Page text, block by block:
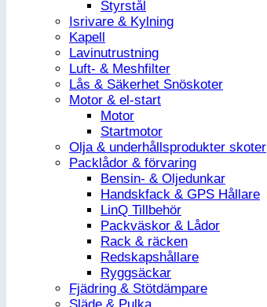
Styrstål
Isrivare & Kylning
Kapell
Lavinutrustning
Luft- & Meshfilter
Lås & Säkerhet Snöskoter
Motor & el-start
Motor
Startmotor
Olja & underhållsprodukter skoter
Packlådor & förvaring
Bensin- & Oljedunkar
Handskfack & GPS Hållare
LinQ Tillbehör
Packväskor & Lådor
Rack & räcken
Redskapshållare
Ryggsäckar
Fjädring & Stötdämpare